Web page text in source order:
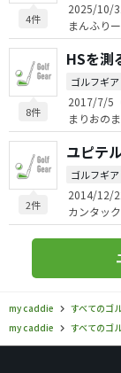
4件
2025/10/
まんふりー
8件
HSを測
ゴルフギア
2017/7/5
まりおのま
2件
ユピテ
ゴルフギア
2014/12/
カンタック
my caddie すべてのゴ
my caddie
すべてのゴ